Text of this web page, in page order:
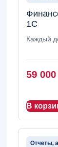
1С
Каждый
59 000
В
Отчеты,